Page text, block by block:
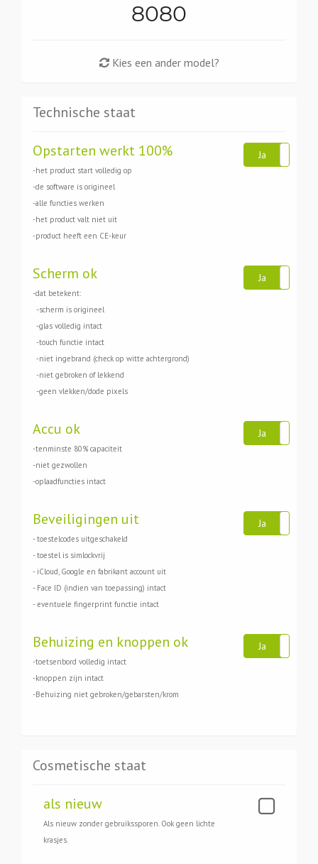
8080
Kies een ander model?
Technische staat
Opstarten werkt 100%
-het product start volledig op
-de software is origineel
-alle functies werken
-het product valt niet uit
-product heeft een CE-keur
Ja
Scherm ok
-dat betekent:
-scherm is origineel
-glas volledig intact
-touch functie intact
-niet ingebrand (check op witte achtergrond)
-niet gebroken of lekkend
-geen vlekken/dode pixels
Ja
Accu ok
-tenminste 80% capaciteit
-niet gezwollen
-oplaadfuncties intact
Ja
Beveiligingen uit
- toestelcodes uitgeschakeld
- toestel is simlockvrij
- iCloud, Google en fabrikant account uit
- Face ID (indien van toepassing) intact
- eventuele fingerprint functie intact
Ja
Behuizing en knoppen ok
-toetsenbord volledig intact
-knoppen zijn intact
-Behuizing niet gebroken/gebarsten/krom
Ja
Cosmetische staat
als nieuw
Als nieuw zonder gebruikssporen. Ook geen lichte
krasjes.